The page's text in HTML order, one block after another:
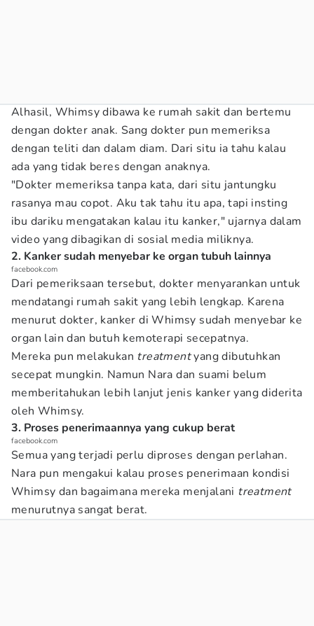
Alhasil, Whimsy dibawa ke rumah sakit dan bertemu
dengan dokter anak. Sang dokter pun memeriksa
dengan teliti dan dalam diam. Dari situ ia tahu kalau
ada yang tidak beres dengan anaknya.
"Dokter memeriksa tanpa kata, dari situ jantungku
rasanya mau copot. Aku tak tahu itu apa, tapi insting
ibu dariku mengatakan kalau itu kanker," ujarnya dalam
video yang dibagikan di sosial media miliknya.
2. Kanker sudah menyebar ke organ tubuh lainnya
facebook.com
Dari pemeriksaan tersebut, dokter menyarankan untuk
mendatangi rumah sakit yang lebih lengkap. Karena
menurut dokter, kanker di Whimsy sudah menyebar ke
organ lain dan butuh kemoterapi secepatnya.
Mereka pun melakukan treatmentyang dibutuhkan
secepat mungkin. Namun Nara dan suami belum
memberitahukan lebih lanjut jenis kanker yang diderita
oleh Whimsy.
3. Proses penerimaannya yang cukup berat
facebook.com
Semua yang terjadi perlu diproses dengan perlahan.
Nara pun mengakui kalau proses penerimaan kondisi
Whimsy dan bagaimana mereka menjalani treatment
menurutnya sangat berat.